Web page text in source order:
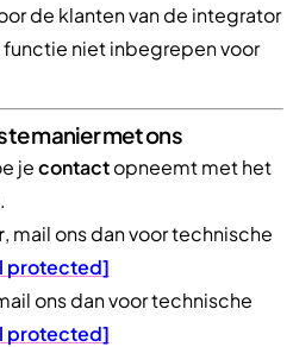
de klanten van de integrator
niet inbegrepen voor
manier met ons
jecontactopneemt met het
, mail ons dan voor technische
protected]
ons dan voor technische
protected]